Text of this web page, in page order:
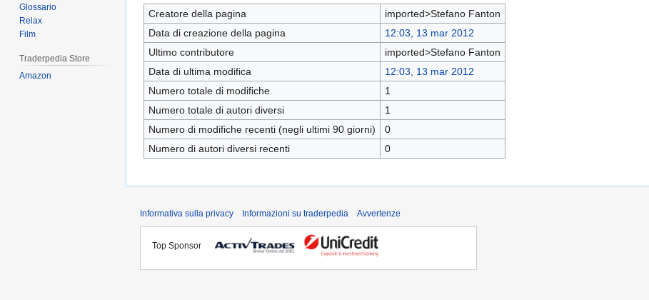
Creatore della pagina
imported>Stefano Fanton
Data di creazione della pagina
12:03, 13 mar 2012
Ultimo contributore
imported>Stefano Fanton
Data di ultima modifica
12:03, 13 mar 2012
Numero totale di modifiche
1
Numero totale di autori diversi
1
Numero di modifiche recenti (negli ultimi 90 giorni)
0
Numero di autori diversi recenti
0
Glossario
Relax
Film
Traderpedia Store
Amazon
Informativa sulla privacy Informazioni su traderpedia Avvertenze
Top Sponsor